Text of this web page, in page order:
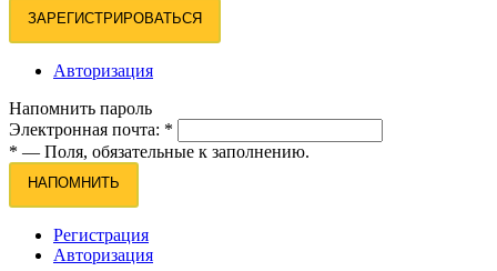
ЗАРЕГИСТРИРОВАТЬСЯ
Авторизация
Напомнить пароль
Электронная почта: *
* — Поля, обязательные к заполнению.
НАПОМНИТЬ
Регистрация
Авторизация